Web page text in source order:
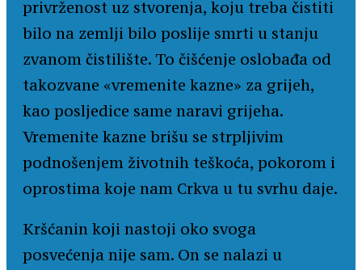
privrženost uz stvorenja, koju treba čistiti
bilo na zemlji bilo poslije smrti u stanju
zvanom čistilište. To čišćenje oslobađa od
takozvane «vremenite kazne» za grijeh,
kao posljedice same naravi grijeha.
Vremenite kazne brišu se strpljivim
podnošenjem životnih teškoća, pokorom i
oprostima koje nam Crkva u tu svrhu daje.
Kršćanin koji nastoji oko svoga
posvećenja nije sam. On se nalazi u